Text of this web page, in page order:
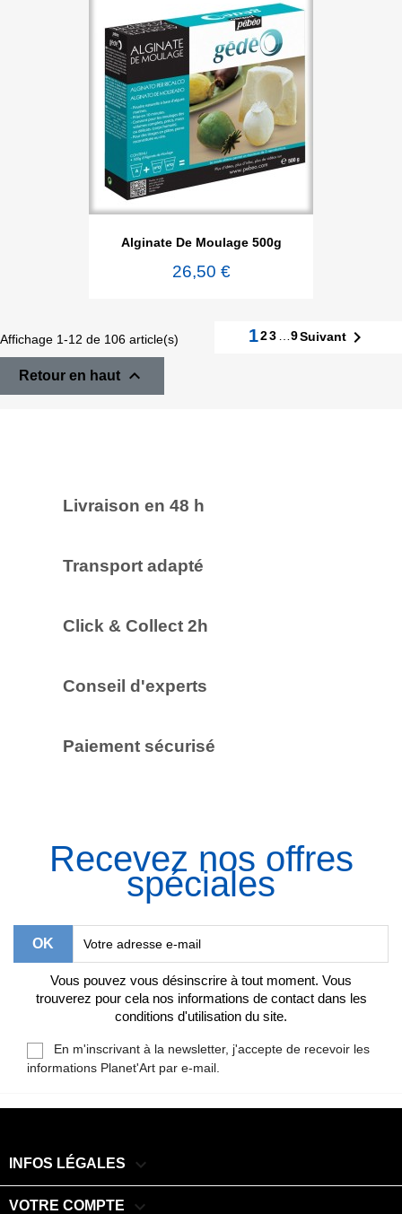
Alginate De Moulage 500g
26,50 €
Affichage 1-12 de 106 article(s) 123 9Suivant 
Retour en haut 
Livraison en 48 h
Transport adapté
Click & Collect 2h
Conseil d'experts
Paiement sécurisé
Recevez nos offres
spéciales
Vous pouvez vous désinscrire à tout moment. Vous
trouverez pour cela nos informations de contact dans les
conditions d'utilisation du site.
En m'inscrivant à la newsletter, j'accepte de recevoir les
informations Planet'Art par e-mail.
INFOS LÉGALES 
VOTRE COMPTE 